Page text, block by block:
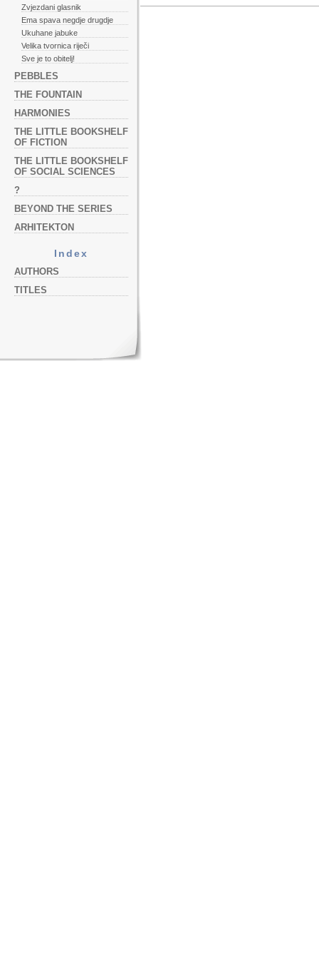
Zvjezdani glasnik
Ema spava negdje drugdje
Ukuhane jabuke
Velika tvornica riječi
Sve je to obitelj!
PEBBLES
THE FOUNTAIN
HARMONIES
THE LITTLE BOOKSHELF
OF FICTION
THE LITTLE BOOKSHELF
OF SOCIAL SCIENCES
?
BEYOND THE SERIES
ARHITEKTON
Index
AUTHORS
TITLES